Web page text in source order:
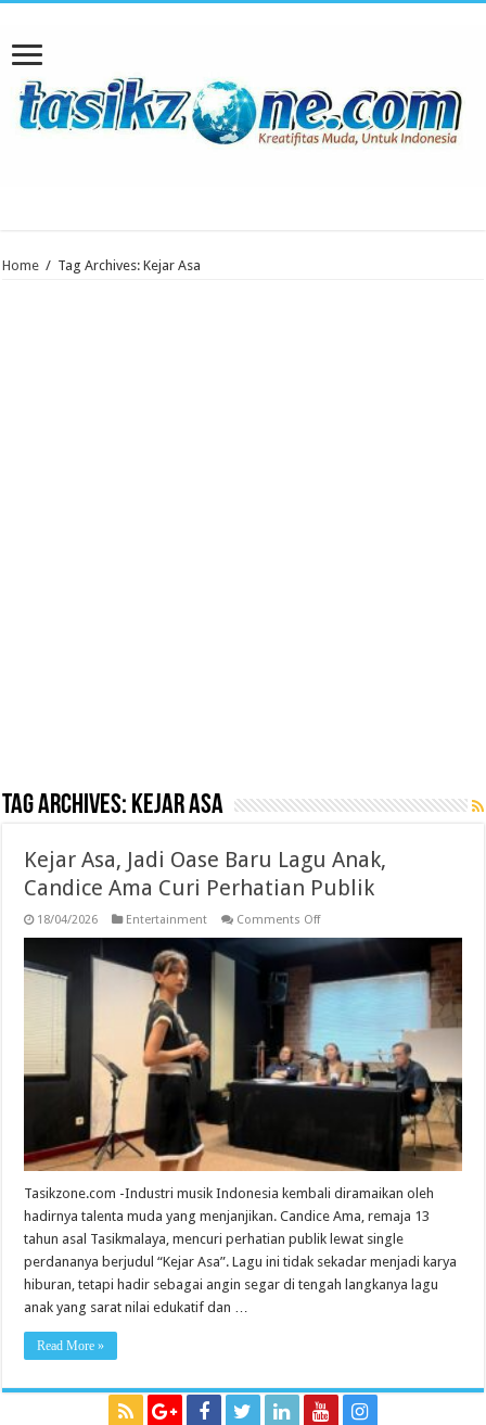
Home / Tag Archives: Kejar Asa
Tag Archives: Kejar Asa
Kejar Asa, Jadi Oase Baru Lagu Anak,
Candice Ama Curi Perhatian Publik
18/04/2026 Entertainment Comments Offon
Asa,
Oase
Baru
Ama
Curi
Perhatian
Publik
Tasikzone.com -Industri musik Indonesia kembali diramaikan oleh
hadirnya talenta muda yang menjanjikan. Candice Ama, remaja 13
tahun asal Tasikmalaya, mencuri perhatian publik lewat single
perdananya berjudul “Kejar Asa”. Lagu ini tidak sekadar menjadi karya
hiburan, tetapi hadir sebagai angin segar di tengah langkanya lagu
anak yang sarat nilai edukatif dan …
Read More »